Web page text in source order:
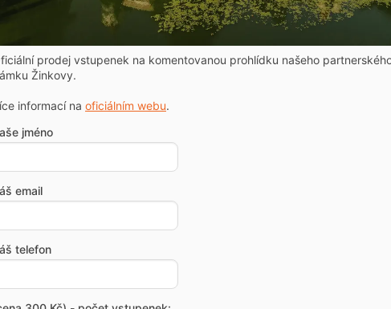
prodej vstupenek na komentovanou prohlídku našeho
Žinkovy.
informací na oficiálním webu.
jméno
email
telefon